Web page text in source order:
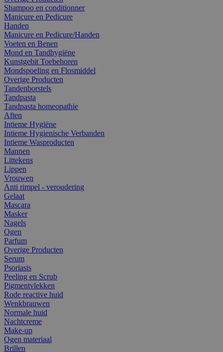
Shampoo en conditionner
Manicure en Pedicure
Handen
Manicure en Pedicure/Handen
Voeten en Benen
Mond en Tandhygiëne
Kunstgebit Toebehoren
Mondspoeling en Flosmiddel
Overige Producten
Tandenborstels
Tandpasta
Tandpasta homeopathie
Aften
Intieme Hygiëne
Intieme Hygienische Verbanden
Intieme Wasproducten
Mannen
Littekens
Lippen
Vrouwen
Anti rimpel - veroudering
Gelaat
Mascara
Masker
Nagels
Ogen
Parfum
Overige Producten
Serum
Psoriasis
Peeling en Scrub
Pigmentvlekken
Rode reactive huid
Wenkbrauwen
Normale huid
Nachtcreme
Make-up
Ogen materiaal
Brillen